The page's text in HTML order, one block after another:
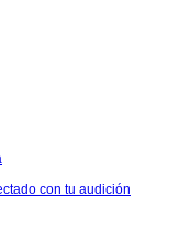
con tu audición